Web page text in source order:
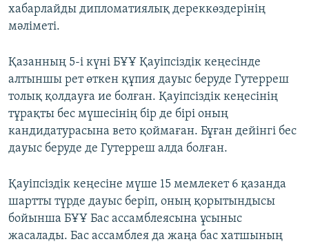
хабарлайды дипломатиялық дереккөздерінің
мәліметі.
Қазанның 5-і күні БҰҰ Қауіпсіздік кеңесінде
алтыншы рет өткен құпия дауыс беруде Гутерреш
толық қолдауға ие болған. Қауіпсіздік кеңесінің
тұрақты бес мүшесінің бір де бірі оның
кандидатурасына вето қоймаған. Бұған дейінгі бес
дауыс беруде де Гутерреш алда болған.
Қауіпсіздік кеңесіне мүше 15 мемлекет 6 қазанда
шартты түрде дауыс беріп, оның қорытындысы
бойынша БҰҰ Бас ассамблеясына ұсыныс
жасалады. Бас ассамблея да жаңа бас хатшының